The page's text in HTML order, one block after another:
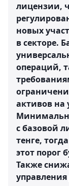
лицензии,
новых
в секторе.
операций,
активов на
с базовой
тенге,
этот порог
Также